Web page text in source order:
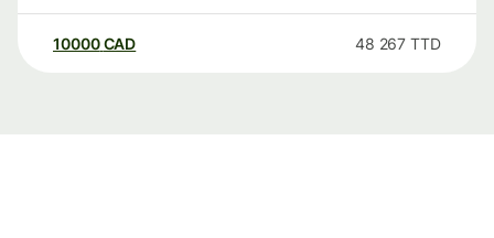
10000 CAD 48 267 TTD